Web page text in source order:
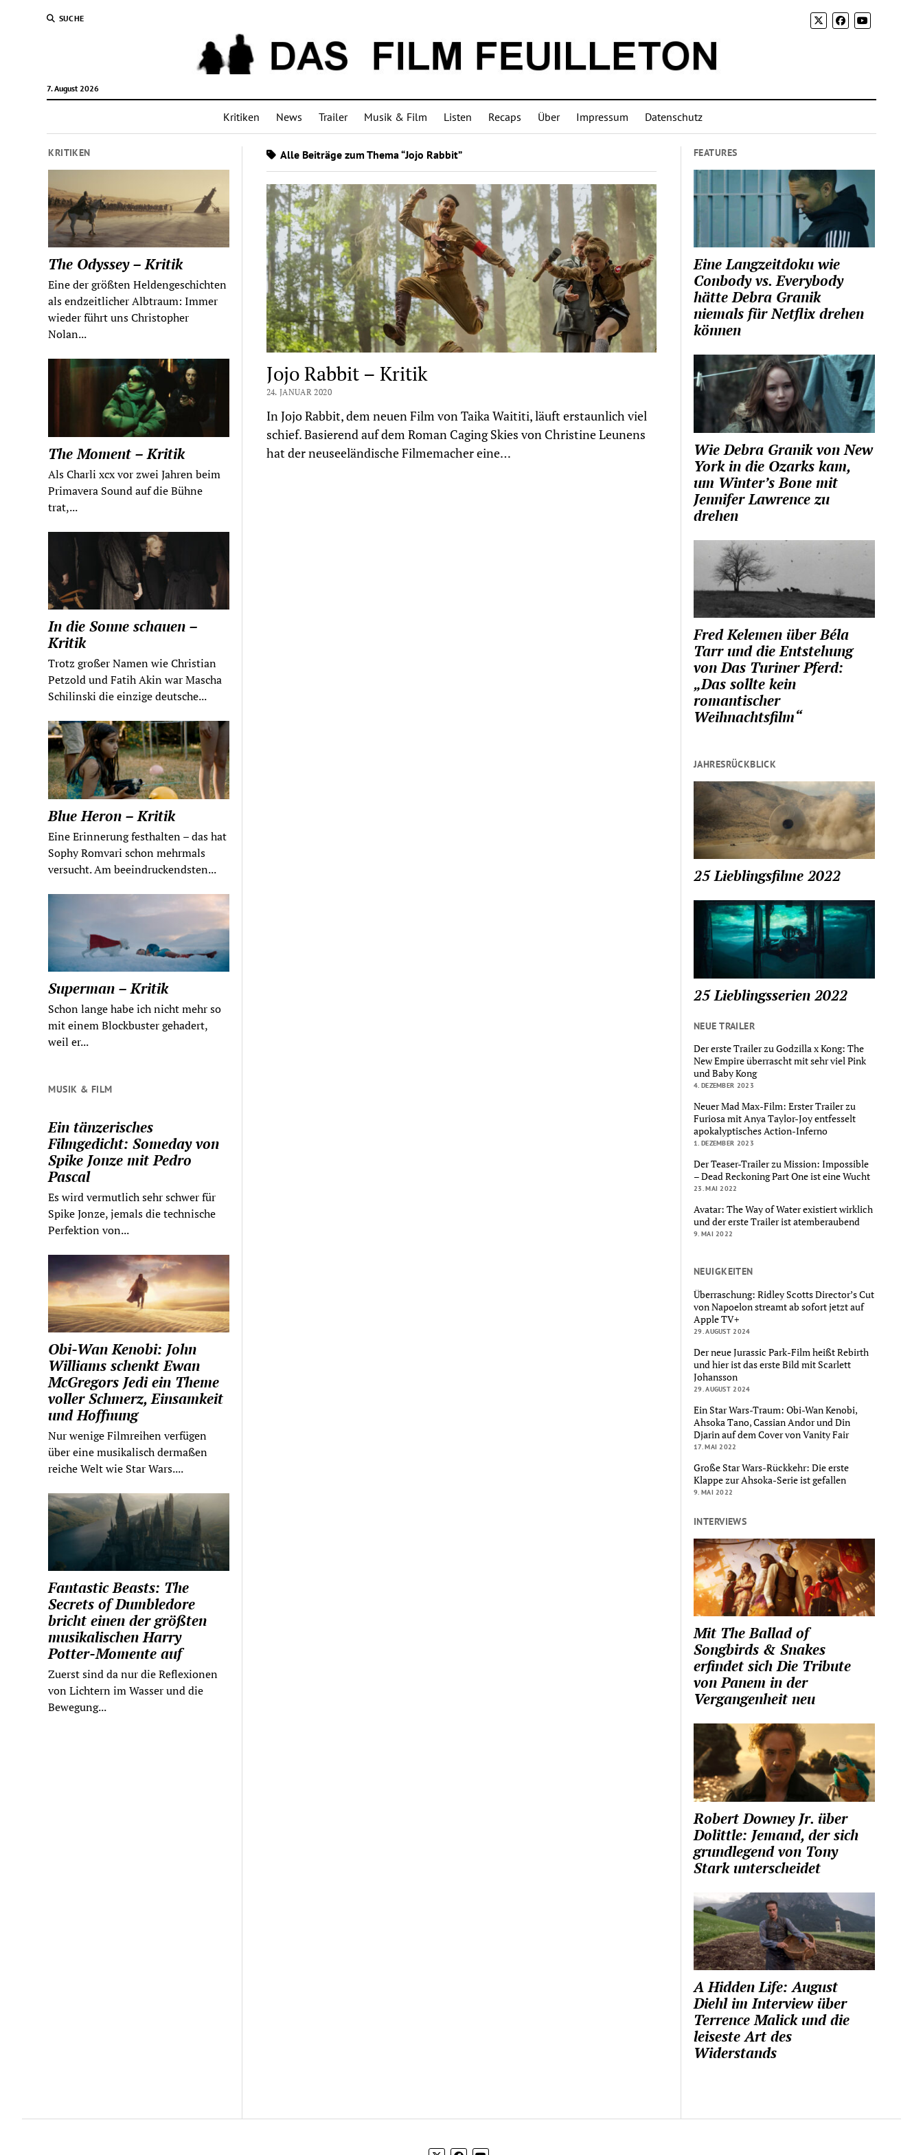
SUCHE
7. August 2026
Kritiken News Trailer Musik & Film Listen Recaps Über Impressum Datenschutz
KRITIKEN
The Odyssey – Kritik
Eine der größten Heldengeschichten
als endzeitlicher Albtraum: Immer
wieder führt uns Christopher
Nolan...
The Moment – Kritik
Als Charli xcx vor zwei Jahren beim
Primavera Sound auf die Bühne
trat,...
In die Sonne schauen –
Kritik
Trotz großer Namen wie Christian
Petzold und Fatih Akin war Mascha
Schilinski die einzige deutsche...
Blue Heron – Kritik
Eine Erinnerung festhalten – das hat
Sophy Romvari schon mehrmals
versucht. Am beeindruckendsten...
Superman – Kritik
Schon lange habe ich nicht mehr so
mit einem Blockbuster gehadert,
weil er...
MUSIK & FILM
Ein tänzerisches
Filmgedicht: Someday von
Spike Jonze mit Pedro
Pascal
Es wird vermutlich sehr schwer für
Spike Jonze, jemals die technische
Perfektion von...
Obi-Wan Kenobi: John
Williams schenkt Ewan
McGregors Jedi ein Theme
voller Schmerz, Einsamkeit
und Hoffnung
Nur wenige Filmreihen verfügen
über eine musikalisch dermaßen
reiche Welt wie Star Wars....
Fantastic Beasts: The
Secrets of Dumbledore
bricht einen der größten
musikalischen Harry
Potter-Momente auf
Zuerst sind da nur die Reflexionen
von Lichtern im Wasser und die
Bewegung...
Alle Beiträge zum Thema “Jojo Rabbit”
Jojo Rabbit – Kritik
24. JANUAR 2020
In Jojo Rabbit, dem neuen Film von Taika Waititi, läuft erstaunlich viel
schief. Basierend auf dem Roman Caging Skies von Christine Leunens
hat der neuseeländische Filmemacher eine…
FEATURES
Eine Langzeitdoku wie
Conbody vs. Everybody
hätte Debra Granik
niemals für Netflix drehen
können
Wie Debra Granik von New
York in die Ozarks kam,
um Winter’s Bone mit
Jennifer Lawrence zu
drehen
Fred Kelemen über Béla
Tarr und die Entstehung
von Das Turiner Pferd:
„Das sollte kein
romantischer
Weihnachtsfilm“
JAHRESRÜCKBLICK
25 Lieblingsfilme 2022
25 Lieblingsserien 2022
NEUE TRAILER
Der erste Trailer zu Godzilla x Kong: The
New Empire überrascht mit sehr viel Pink
und Baby Kong
4. DEZEMBER 2023
Neuer Mad Max-Film: Erster Trailer zu
Furiosa mit Anya Taylor-Joy entfesselt
apokalyptisches Action-Inferno
1. DEZEMBER 2023
Der Teaser-Trailer zu Mission: Impossible
– Dead Reckoning Part One ist eine Wucht
23. MAI 2022
Avatar: The Way of Water existiert wirklich
und der erste Trailer ist atemberaubend
9. MAI 2022
NEUIGKEITEN
Überraschung: Ridley Scotts Director’s Cut
von Napoelon streamt ab sofort jetzt auf
Apple TV+
29. AUGUST 2024
Der neue Jurassic Park-Film heißt Rebirth
und hier ist das erste Bild mit Scarlett
Johansson
29. AUGUST 2024
Ein Star Wars-Traum: Obi-Wan Kenobi,
Ahsoka Tano, Cassian Andor und Din
Djarin auf dem Cover von Vanity Fair
17. MAI 2022
Große Star Wars-Rückkehr: Die erste
Klappe zur Ahsoka-Serie ist gefallen
9. MAI 2022
INTERVIEWS
Mit The Ballad of
Songbirds & Snakes
erfindet sich Die Tribute
von Panem in der
Vergangenheit neu
Robert Downey Jr. über
Dolittle: Jemand, der sich
grundlegend von Tony
Stark unterscheidet
A Hidden Life: August
Diehl im Interview über
Terrence Malick und die
leiseste Art des
Widerstands